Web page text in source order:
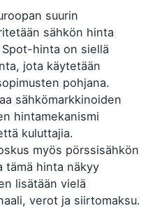
suurin
sähkön hinta
hinta on siellä
jota käytetään
pohjana.
sähkömarkkinoiden
hintamekanismi
kuluttajia.
myös pörssisähkön
tämä hinta näkyy
lisätään vielä
verot ja siirtomaksu.